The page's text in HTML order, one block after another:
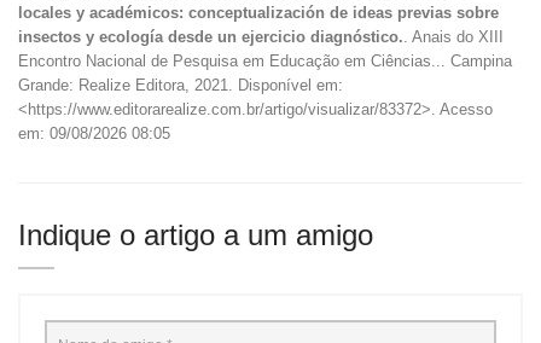
locales y académicos: conceptualización de ideas previas sobre
insectos y ecología desde un ejercicio diagnóstico.. Anais do XIII
Encontro Nacional de Pesquisa em Educação em Ciências... Campina
Grande: Realize Editora, 2021. Disponível em:
<https://www.editorarealize.com.br/artigo/visualizar/83372>. Acesso
em: 09/08/2026 08:05
Indique o artigo a um amigo